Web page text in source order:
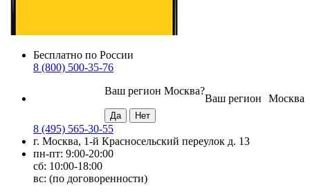
Бесплатно по России
8 (800) 500-35-76
Москва
Ваш регион
Ваш регион Москва?
8 (495) 565-30-55
г. Москва, 1-й Красносельский переулок д. 13
пн-пт: 9:00-20:00
сб: 10:00-18:00
вс: (по договоренности)